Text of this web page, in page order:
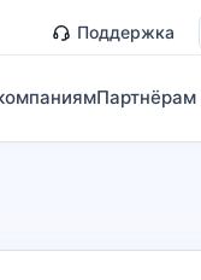
Поддержка
Партнёрам